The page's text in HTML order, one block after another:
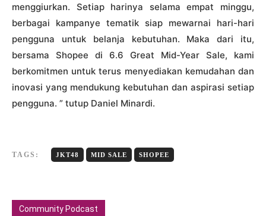
menggiurkan. Setiap harinya selama empat minggu,
berbagai kampanye tematik siap mewarnai hari-hari
pengguna untuk belanja kebutuhan. Maka dari itu,
bersama Shopee di 6.6 Great Mid-Year Sale, kami
berkomitmen untuk terus menyediakan kemudahan dan
inovasi yang mendukung kebutuhan dan aspirasi setiap
pengguna. ” tutup Daniel Minardi.
TAGS: JKT48 MID SALE SHOPEE
Community Podcast